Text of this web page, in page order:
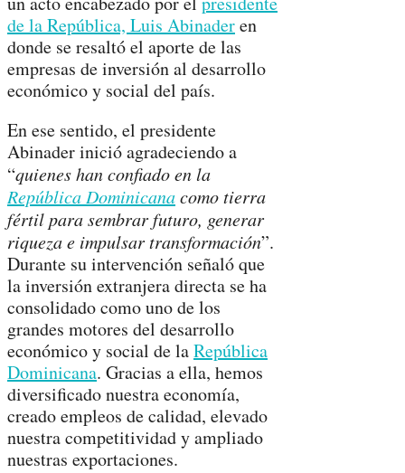
de la República, Luis Abinaderen
donde se resaltó el aporte de las
empresas de inversión al desarrollo
económico y social del país.
En ese sentido, el presidente
Abinader inició agradeciendo a
“quienes han confiado en la
República Dominicanacomo tierra
fértil para sembrar futuro, generar
riqueza e impulsar transformación”.
Durante su intervención señaló que
la inversión extranjera directa se ha
consolidado como uno de los
grandes motores del desarrollo
económico y social de laRepública
Dominicana. Gracias a ella, hemos
diversificado nuestra economía,
creado empleos de calidad, elevado
nuestra competitividad y ampliado
nuestras exportaciones.